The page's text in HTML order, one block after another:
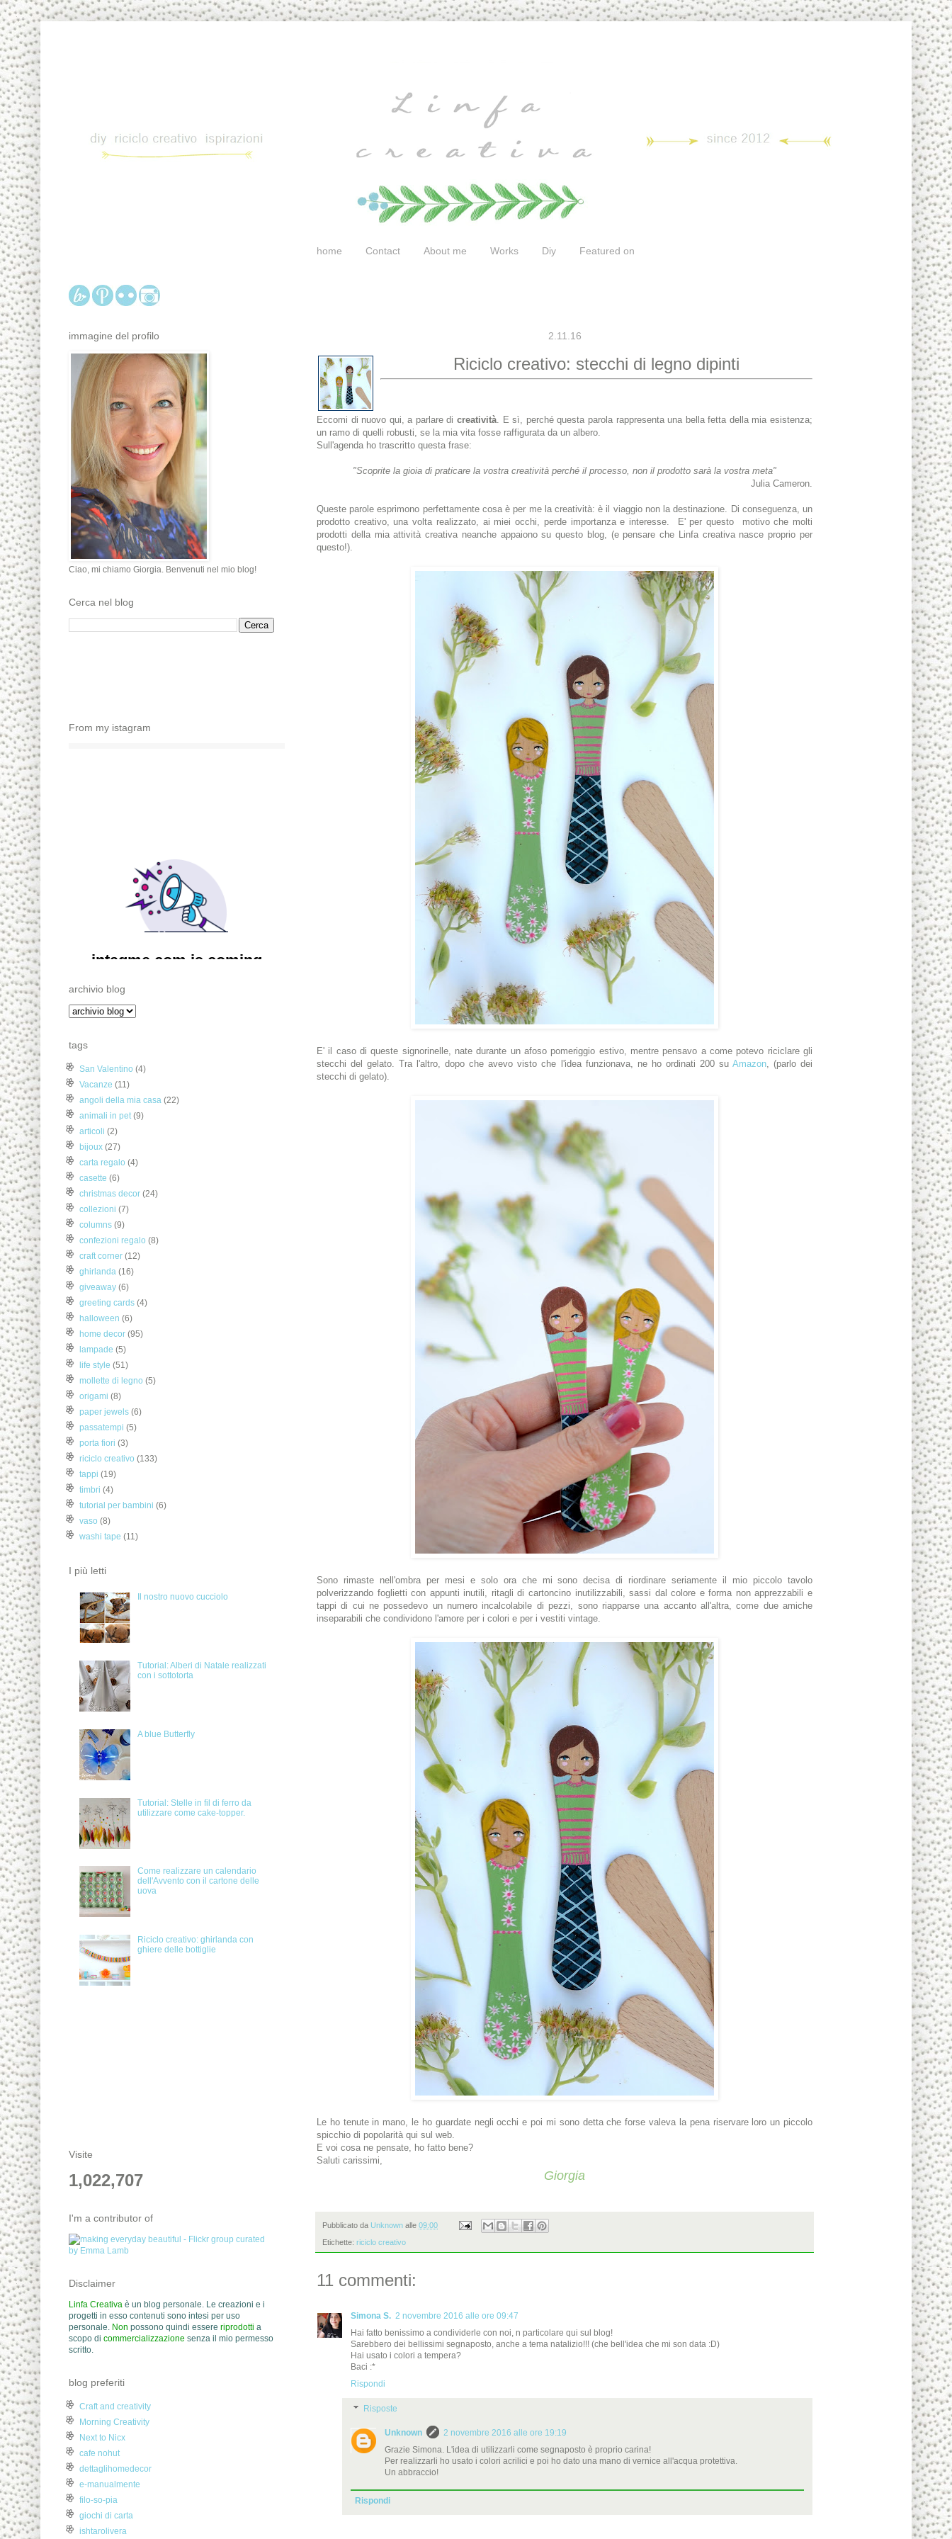
home Contact About me Works Diy Featured on
2.11.16
Riciclo creativo: stecchi di legno dipinti
Eccomi di nuovo qui, a parlare dicreatività . E sì, perché questa parola rappresenta una bella fetta della mia esistenza;
un ramo di quelli robusti, se la mia vita fosse raffigurata da un albero.
Sull'agenda ho trascritto questa frase:
"Scoprite la gioia di praticare la vostra creatività perché il processo, non il prodotto sarà la vostra meta"
Julia Cameron.
Queste parole esprimono perfettamente cosa è per me la creatività: è il viaggio non la destinazione. Di conseguenza, un
prodotto creativo, una volta realizzato, ai miei occhi, perde importanza e interesse. E' per questo motivo che molti
prodotti della mia attività creativa neanche appaiono su questo blog, (e pensare che Linfa creativa nasce proprio per
questo!).
E' il caso di queste signorinelle, nate durante un afoso pomeriggio estivo, mentre pensavo a come potevo riciclare gli
stecchi del gelato. Tra l'altro, dopo che avevo visto che l'idea funzionava, ne ho ordinati 200 su Amazon, (parlo dei
stecchi di gelato).
Sono rimaste nell'ombra per mesi e solo ora che mi sono decisa di riordinare seriamente il mio piccolo tavolo
polverizzando foglietti con appunti inutili, ritagli di cartoncino inutilizzabili, sassi dal colore e forma non apprezzabili e
tappi di cui ne possedevo un numero incalcolabile di pezzi, sono riapparse una accanto all'altra, come due amiche
inseparabili che condividono l'amore per i colori e per i vestiti vintage.
Le ho tenute in mano, le ho guardate negli occhi e poi mi sono detta che forse valeva la pena riservare loro un piccolo
spicchio di popolarità qui sul web.
E voi cosa ne pensate, ho fatto bene?
Saluti carissimi,
Giorgia
Pubblicato da Unknown alle 09:00
Etichette: riciclo creativo
11 commenti:
Simona S. 2 novembre 2016 alle ore 09:47
Hai fatto benissimo a condividerle con noi, n particolare qui sul blog!
Sarebbero dei bellissimi segnaposto, anche a tema natalizio!!! (che bell'idea che mi son data :D)
Hai usato i colori a tempera?
Baci :*
Rispondi
Risposte
Unknown
2 novembre 2016 alle ore 19:19
Grazie Simona. L'idea di utilizzarli come segnaposto è proprio carina!
Per realizzarli ho usato i colori acrilici e poi ho dato una mano di vernice all'acqua protettiva.
Un abbraccio!
Rispondi
immagine del profilo
Ciao, mi chiamo Giorgia. Benvenuti nel mio blog!
Cerca nel blog
From my istagram
archivio blog
tags
San Valentino (4)
Vacanze (11)
angoli della mia casa (22)
animali in pet (9)
articoli (2)
bijoux (27)
carta regalo (4)
casette (6)
christmas decor (24)
collezioni (7)
columns (9)
confezioni regalo (8)
craft corner (12)
ghirlanda (16)
giveaway (6)
greeting cards (4)
halloween (6)
home decor (95)
lampade (5)
life style (51)
mollette di legno (5)
origami (8)
paper jewels (6)
passatempi (5)
porta fiori (3)
riciclo creativo (133)
tappi (19)
timbri (4)
tutorial per bambini (6)
vaso (8)
washi tape (11)
I più letti
Il nostro nuovo cucciolo
Tutorial: Alberi di Natale realizzati
con i sottotorta
A blue Butterfly
Tutorial: Stelle in fil di ferro da
utilizzare come cake-topper.
Come realizzare un calendario
dell'Avvento con il cartone delle
uova
Riciclo creativo: ghirlanda con
ghiere delle bottiglie
Visite
1,022,707
I'm a contributor of
Disclaimer
Linfa Creativa è un blog personale. Le creazioni e i
progetti in esso contenuti sono intesi per uso
personale. Non possono quindi essere riprodotti a
scopo di commercializzazione senza il mio permesso
scritto.
blog preferiti
Craft and creativity
Morning Creativity
Next to Nicx
cafe nohut
dettaglihomedecor
e-manualmente
filo-so-pia
giochi di carta
ishtarolivera